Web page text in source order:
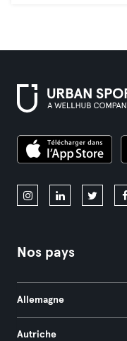
Nos pays
Allemagne
Autriche